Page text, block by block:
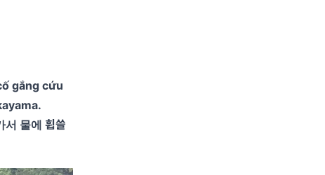
gắng cứu
서 물에 휩쓸